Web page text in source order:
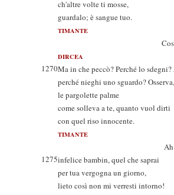
ch'altre volte ti mosse,
guardalo; è sangue tuo.
TIMANTE
Così nol
DIRCEA
1270Ma in che peccò? Perché lo
perché nieghi uno sguardo?
le pargolette palme
come solleva a te, quanto vuol dirti
con quel riso innocente.
TIMANTE
Ah se
1275infelice bambin, quel che saprai
per tua vergogna un giorno,
lieto così non mi verresti intorno!